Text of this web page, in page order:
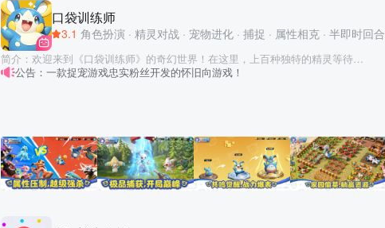
发育的司仓和巧制机关的天工。六大职业合理配合是制胜关键，不同的职业技能
可以改变真实的沙盘地形、补给、战术、局势，你可以摆下箭塔拒马投石车徐图
推进，也可以火烧连营八百里；可以奇袭粮道以弱胜强，也可以陷阱诡计防守反
击……你可以和盟友一起，群策群力谋定天下，利用一个个精彩的职业策略组
合，在沙盘上大放异彩，体验完全不一样的SLG乐趣，在这里你甚至还可以还原
名场面……这些都将成为战略布局和战场变数的关键，战场千变万化只在你的谋
略之间！ 【降肝减负 让游戏回归乐趣本身】 多次被玩家奉为“护肝的SLG”，竖屏
模式、自动连地、练兵所挂机、一键参与集结攻城活动，拒绝上班打卡式的考勤
任务！让你的每次行动都变得更有策略和效率。从此告别控号代练，告别焦虑内
共建机制，同盟管理需要览全局，定战略蓝图，以城池为据点，从攻占到建设再
口袋训练师
3.1 角色扮演 · 精灵对战 · 宠物进化 · 捕捉 · 属性相克 · 半即时回合
简介：欢迎来到《口袋训练师》的奇幻世界！在这里，上百种独特的精灵等待着
你的发现。 从可爱的治愈系伙伴，到实力强悍的传说级神兽，每只精灵都拥有独
心培养，见证它们不断突破成长极限，展现出惊人战力。 *热血战斗 策略至上* 在
《口袋训练师》可以体验深度策略的精灵对战系统！ 独特的属性克制机制和丰富
的技能组合，让每场战斗都充满变数！合理搭配你的精灵阵容，运用策略智慧，
在战斗中证明自己的实力，登上精灵大师的巅峰！ *超值福利 天天放送* 每日登录
即可获得稀有精灵和培养资源！ 参与限时活动赢取传说装备，完成成长任务领取
倍* 与好友组建公会，共同挑战强大的世界BOSS！通过挑战其他玩家的精灵阵
公告：一款捉宠游戏忠实粉丝开发的怀旧向游戏！